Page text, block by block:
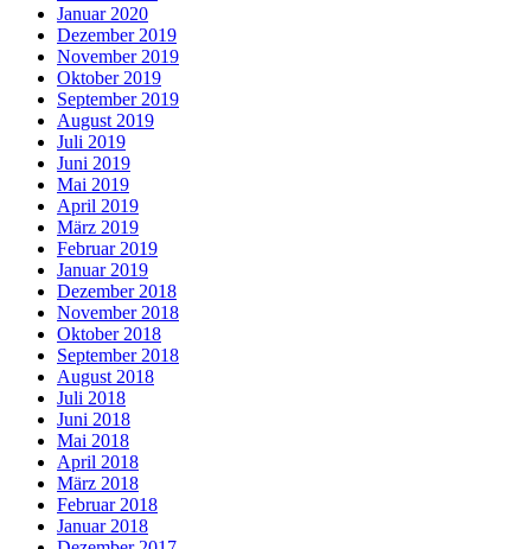
Januar 2020
Dezember 2019
November 2019
Oktober 2019
September 2019
August 2019
Juli 2019
Juni 2019
Mai 2019
April 2019
März 2019
Februar 2019
Januar 2019
Dezember 2018
November 2018
Oktober 2018
September 2018
August 2018
Juli 2018
Juni 2018
Mai 2018
April 2018
März 2018
Februar 2018
Januar 2018